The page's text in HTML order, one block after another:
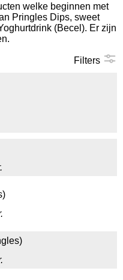
welke beginnen met
Pringles Dips, sweet
(Becel). Er zijn
Filters